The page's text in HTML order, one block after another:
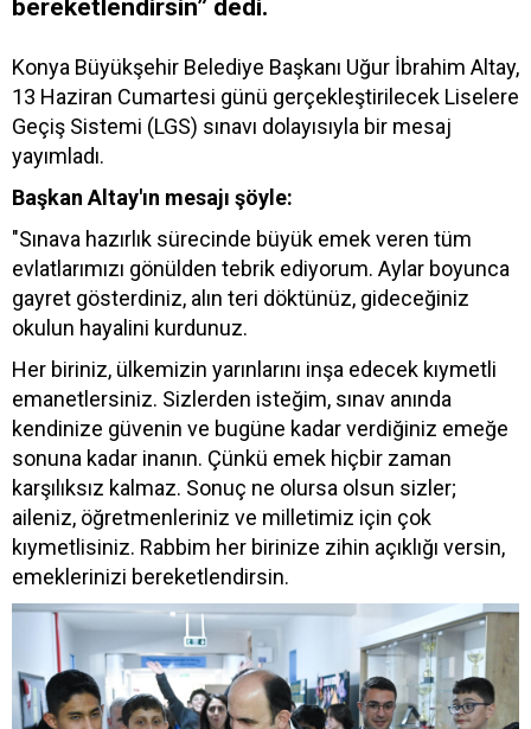
bereketlendirsin” dedi.
Konya Büyükşehir Belediye Başkanı Uğur İbrahim Altay,
13 Haziran Cumartesi günü gerçekleştirilecek Liselere
Geçiş Sistemi (LGS) sınavı dolayısıyla bir mesaj
yayımladı.
Başkan Altay'ın mesajı şöyle:
"Sınava hazırlık sürecinde büyük emek veren tüm
evlatlarımızı gönülden tebrik ediyorum. Aylar boyunca
gayret gösterdiniz, alın teri döktünüz, gideceğiniz
okulun hayalini kurdunuz.
Her biriniz, ülkemizin yarınlarını inşa edecek kıymetli
emanetlersiniz. Sizlerden isteğim, sınav anında
kendinize güvenin ve bugüne kadar verdiğiniz emeğe
sonuna kadar inanın. Çünkü emek hiçbir zaman
karşılıksız kalmaz. Sonuç ne olursa olsun sizler;
aileniz, öğretmenleriniz ve milletimiz için çok
kıymetlisiniz. Rabbim her birinize zihin açıklığı versin,
emeklerinizi bereketlendirsin.